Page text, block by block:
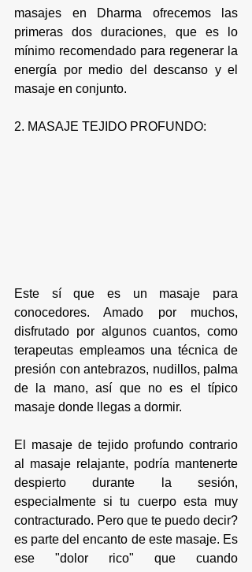
masajes en Dharma ofrecemos las
primeras dos duraciones, que es lo
mínimo recomendado para regenerar la
energía por medio del descanso y el
masaje en conjunto.
2. MASAJE TEJIDO PROFUNDO:
Este sí que es un masaje para
conocedores. Amado por muchos,
disfrutado por algunos cuantos, como
terapeutas empleamos una técnica de
presión con antebrazos, nudillos, palma
de la mano, así que no es el típico
masaje donde llegas a dormir.
El masaje de tejido profundo contrario
al masaje relajante, podría mantenerte
despierto durante la sesión,
especialmente si tu cuerpo esta muy
contracturado. Pero que te puedo decir?
es parte del encanto de este masaje. Es
ese "dolor rico" que cuando